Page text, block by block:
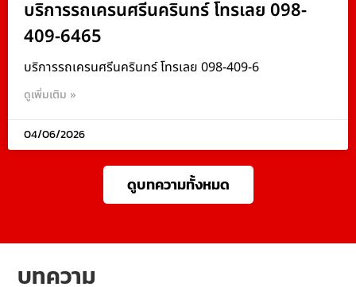
บริการรถเครนศรีนครินทร์ โทรเลย 098-
409-6465
บริการรถเครนศรีนครินทร์ โทรเลย 098-409-6
ดูเพิ่มเติม »
04/06/2026
ดูบทความทั้งหมด
บทความ